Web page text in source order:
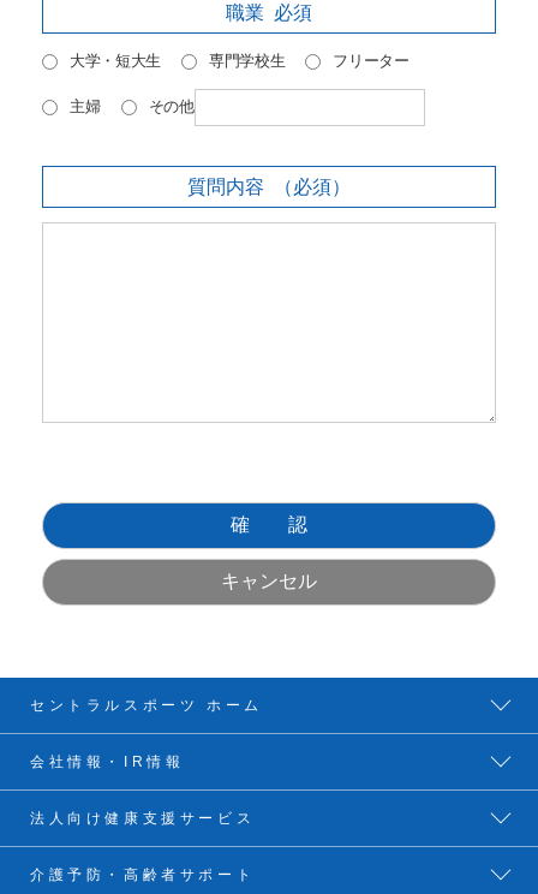
職業 必須
大学・短大生 専門学校生 フリーター
主婦 その他
質問内容 （必須）
セントラルスポーツ ホーム
会社情報・IR情報
法人向け健康支援サービス
介護予防・高齢者サポート